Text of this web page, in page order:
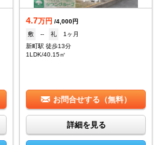
4.7万円 /4,000円
敷
-- 礼
1ヶ月
新町駅 徒歩13分
1LDK/40.15㎡
お問合せする（無料）
詳細を見る